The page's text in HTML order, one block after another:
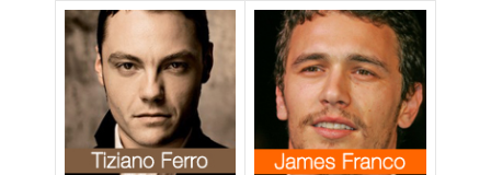
testimonial i
calciatori della
Nazionale